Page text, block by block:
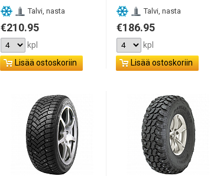
Talvi, nasta
€210.95
kpl
Lisää ostoskoriin
Talvi, nasta
€186.95
kpl
Lisää ostoskoriin